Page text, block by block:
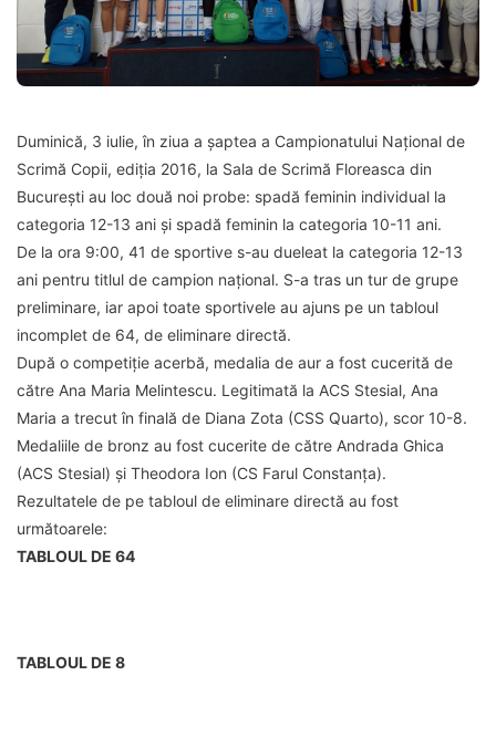
Duminică, 3 iulie, în ziua a șaptea a Campionatului Național de
Scrimă Copii, ediția 2016, la Sala de Scrimă Floreasca din
București au loc două noi probe: spadă feminin individual la
categoria 12-13 ani și spadă feminin la categoria 10-11 ani.
De la ora 9:00, 41 de sportive s-au dueleat la categoria 12-13
ani pentru titlul de campion național. S-a tras un tur de grupe
preliminare, iar apoi toate sportivele au ajuns pe un tabloul
incomplet de 64, de eliminare directă.
După o competiție acerbă, medalia de aur a fost cucerită de
către Ana Maria Melintescu. Legitimată la ACS Stesial, Ana
Maria a trecut în finală de Diana Zota (CSS Quarto), scor 10-8.
Medaliile de bronz au fost cucerite de către Andrada Ghica
(ACS Stesial) și Theodora Ion (CS Farul Constanța).
Rezultatele de pe tabloul de eliminare directă au fost
următoarele:
TABLOUL DE 64
TABLOUL DE 8